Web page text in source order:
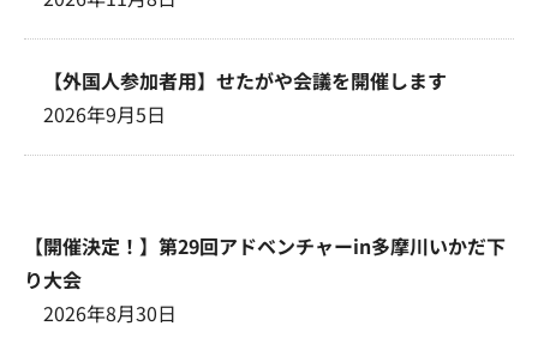
【外国人参加者用】せたがや会議を開催します
2026年9月5日
【開催決定！】第29回アドベンチャーin多摩川いかだ下
り大会
2026年8月30日